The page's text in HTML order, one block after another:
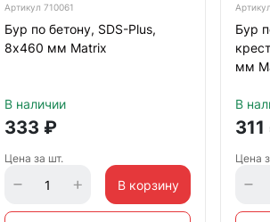
Артикул710061
Бур по бетону, SDS-Plus,
8х460 мм Matrix
В наличии
333 ₽
Цена за шт.
В корзину
Бур
мм
В
311
Цена